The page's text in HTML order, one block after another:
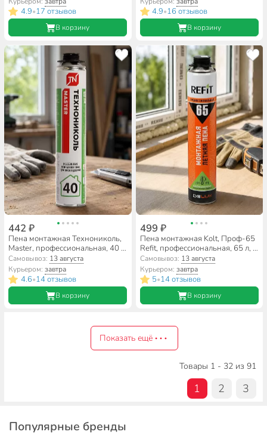
4.9•17 отзывов
В корзину
4.9•16 отзывов
В корзину
442 ₽
Пена монтажная Технониколь,
Master, профессиональная, 40 л,
600 мл, всесезонная, 625516
Самовывоз: 13 августа
Курьером:завтра
4.6•14 отзывов
В корзину
499 ₽
Пена монтажная Kolt, Проф-65
Refit, профессиональная, 65 л, 1
л, 820 г, летняя, R82S65
Самовывоз: 13 августа
Курьером: завтра
5•14 отзывов
В корзину
Показать ещё
Товары 1 - 32 из 91
1 2 3
Популярные бренды